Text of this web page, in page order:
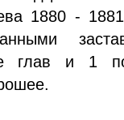
1880 -
глав и 1